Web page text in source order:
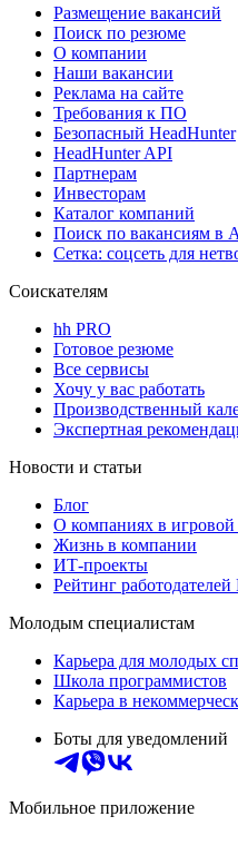
Размещение вакансий
Поиск по резюме
О компании
Наши вакансии
Реклама на сайте
Требования к ПО
Безопасный HeadHunter
HeadHunter API
Партнерам
Инвесторам
Каталог компаний
Поиск по вакансиям в
Сетка: соцсеть для
Соискателям
hh PRO
Готовое резюме
Все сервисы
Хочу у вас работать
Производственный
Экспертная
Новости и статьи
Блог
О компаниях в
Жизнь в компании
ИТ-проекты
Рейтинг работодателей
Молодым специалистам
Карьера для молодых
Школа программистов
Карьера в
Боты для уведомлений
Мобильное приложение